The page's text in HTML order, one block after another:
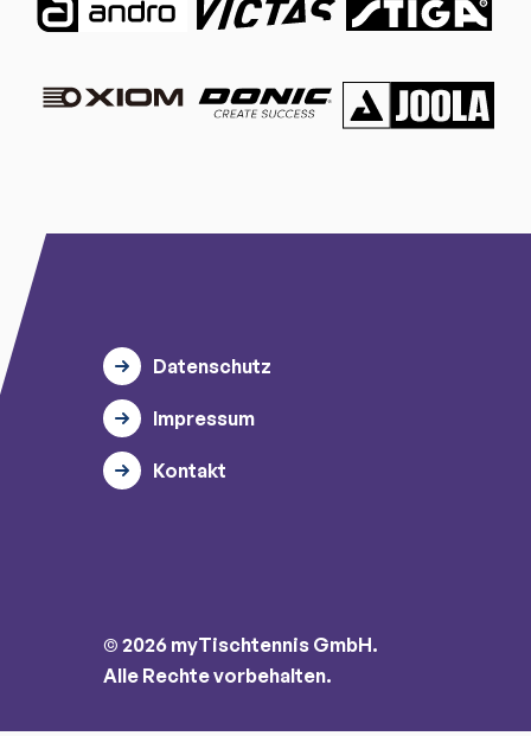
Datenschutz
Impressum
Kontakt
© 2026 myTischtennis GmbH.
Alle Rechte vorbehalten.